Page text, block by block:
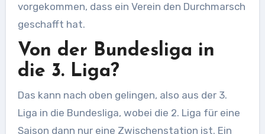
vorgekommen, dass ein Verein den Durchmarsch
geschafft hat.
Von der Bundesliga in
die 3. Liga?
Das kann nach oben gelingen, also aus der 3.
Liga in die Bundesliga, wobei die 2. Liga für eine
Saison dann nur eine Zwischenstation ist. Ein